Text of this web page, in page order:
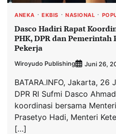
ANEKA EKBIS NASIONAL
Dasco Hadiri Rapat
PHK, DPR dan
Pekerja
Wiroyudo Publishing Juni 26,
BATARA.INFO, Jakarta, 26
DPR RI Sufmi Dasco
koordinasi bersama
Prasetyo Hadi, Menteri
[…]